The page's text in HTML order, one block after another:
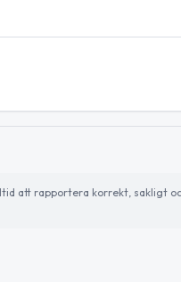
att rapportera korrekt, sakligt